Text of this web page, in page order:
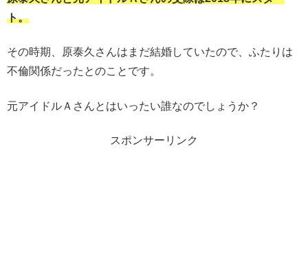
ト。
その時期、原泰久さんはまだ結婚していたので、ふたりは
不倫関係だったとのことです。
元アイドルＡさんとはいったい誰なのでしょうか？
スポンサーリンク